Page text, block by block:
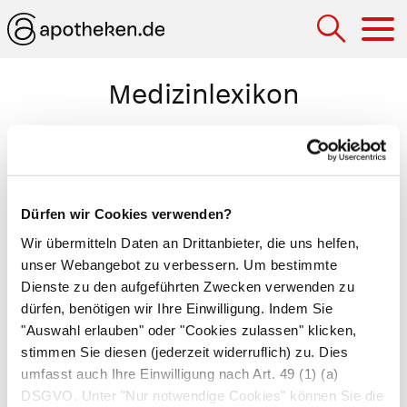
Dürfen wir Cookies verwenden?
Wir übermitteln Daten an Drittanbieter, die uns helfen,
unser Webangebot zu verbessern. Um bestimmte
Dienste zu den aufgeführten Zwecken verwenden zu
dürfen, benötigen wir Ihre Einwilligung. Indem Sie
"Auswahl erlauben" oder "Cookies zulassen" klicken,
stimmen Sie diesen (jederzeit widerruflich) zu. Dies
umfasst auch Ihre Einwilligung nach Art. 49 (1) (a)
DSGVO. Unter "Nur notwendige Cookies" können Sie die
Medizinlexikon
µm große Teilchen. Kolloide sind damit größer
als die Teilchen in einer
Lösung (< 1 nm) und
kleiner als die in einerSuspension(> 1 µm).
Sie sind entweder kugelig wie der
ZuckerspeicherstoffGlykogen oder
fadenförmig wieEiweiße. Berühren sie sich,
spricht der Chemiker von einemGel, sind sie
weiter voneinander entfernt, von einem Sol
. Zu